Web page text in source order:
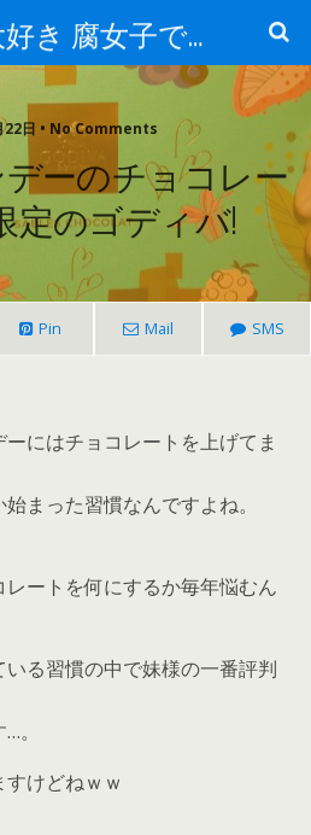
お絵かき大好き 腐女子でゲーマーのおかしな生活
22日 • No Comments
ーのチョコレー
定のゴディバ!
Pin Mail SMS
にはチョコレートを上げてま
まった習慣なんですよね。
ートを何にするか毎年悩むん
る習慣の中で妹様の一番評判
。
けどねｗｗ